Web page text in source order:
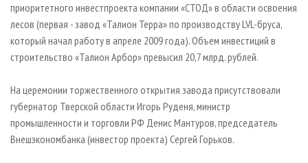
приоритетного инвестпроекта компании «СТОД» в области освоения
лесов (первая - завод «Талион Терра» по производству LVL-бруса,
который начал работу в апреле 2009 года). Объем инвестиций в
строительство «Талион Арбор» превысил 20,7 млрд. рублей.
На церемонии торжественного открытия завода присутствовали
губернатор Тверской области Игорь Руденя, министр
промышленности и торговли РФ Денис Мантуров, председатель
Внешэкономбанка (инвестор проекта) Сергей Горьков.